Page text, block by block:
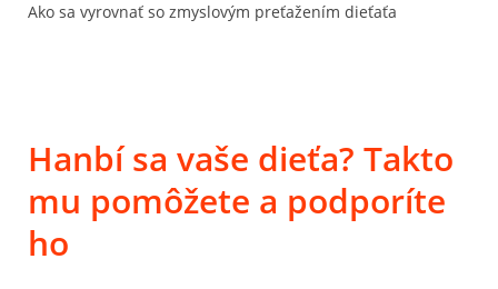
Ako sa vyrovnať so zmyslovým preťažením dieťaťa
Hanbí sa vaše dieťa? Takto
mu pomôžete a podporíte
ho